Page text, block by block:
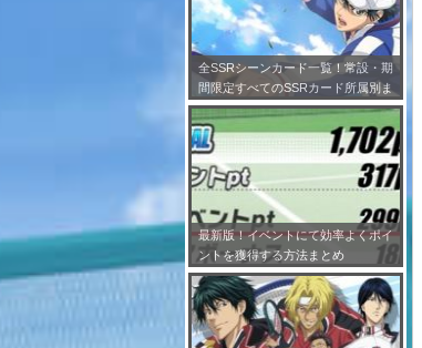
全SSRシーンカード一覧！常設・期
間限定すべてのSSRカード所属別ま
とめ！※2/4更新
最新版！イベントにて効率よくポイ
ントを獲得する方法まとめ